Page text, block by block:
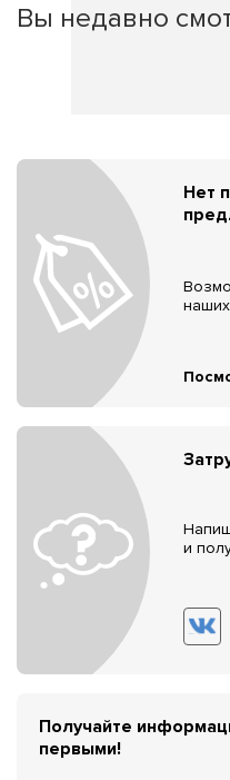
Вы недавно
Нет
и
Получайте
первыми!